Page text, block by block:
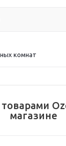
комнат
магазине